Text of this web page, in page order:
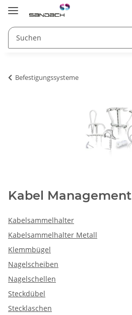
Befestigungssysteme
Kabel Management
Kabelsammelhalter
Kabelsammelhalter Metall
Klemmbügel
Nagelscheiben
Nagelschellen
Steckdübel
Stecklaschen